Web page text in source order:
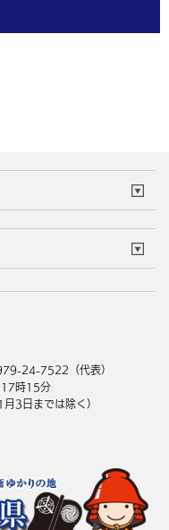
内
24-7522（代表）
17時15分
3日までは除く）